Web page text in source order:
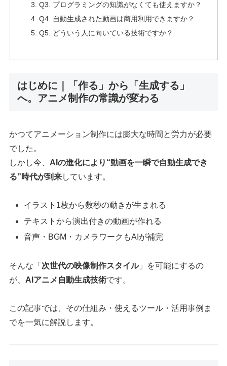
Q3. プログラミングの知識がなくても使えますか？
Q4. 自動生成された動画は商用利用できますか？
Q5. どういう人に向いている技術ですか？
はじめに｜「作る」から「生成する」
へ。アニメ制作の常識が変わる
かつてアニメーション制作には膨大な時間と労力が必要
でした。
しかし今、 AIの進化により“動画を一瞬で自動生成でき
る”時代が到来しています。
イラスト1枚から数秒の動きが生まれる
テキストから演出付きの動画が作れる
音声・BGM・カメラワークもAIが補完
そんな「 次世代の映像制作スタイル」を可能にするの
が、 AIアニメ自動生成技術です。
この記事では、その仕組み・使えるツール・活用事例ま
でを一気に解説します。